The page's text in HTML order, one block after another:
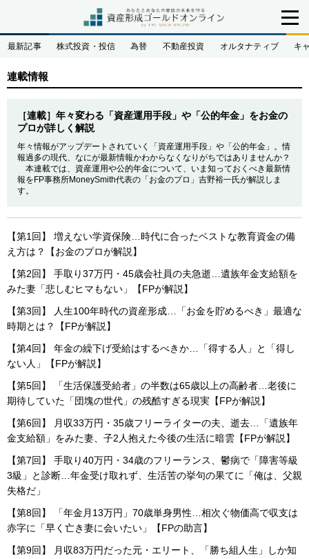
最新記事 株式投資・投信 為替 不動産投資 オルタナティブ キ
連載情報
［連載］年々変わる「資産運用手段」や「公的年金」をお金の
プロが詳しく解説
年々情報がアップデートされていく「資産運用手段」や「公的年金」。情
報過多の現代、なにが最新情報かわからなくなりがちではありませんか？
本連載では、資産運用や公的年金について、いま知っておくべき最新情
報をFP事務所MoneySmith代表の「お金のプロ」吉野裕一氏が解説しま
す。
【第1回】 増えない学資保険…時代に合ったベストな教育資金の備
え方は？【お金のプロが解説】
【第2回】 手取り37万円・45歳会社員の夫急逝…遺族年金支給額を
みた妻「悲しむヒマもない」【FPが解説】
【第3回】 人生100年時代の資産形成…「お金を貯めるべき」最適な
時期とは？【FPが解説】
【第4回】 年金の繰下げ受給はするべきか…「得する人」と「得し
ない人」【FPが解説】
【第5回】 「生活保護受給者」の半数は65歳以上の高齢者…老後に
期待していた「団塊の世代」の残酷すぎる現実【FPが解説】
【第6回】 月収33万円・35歳フリーライターの夫、逝去…「遺族年
金支給額」をみた妻、子2人抱えた今後の生活に暗雲【FPが解説】
【第7回】 手取り40万円・34歳のフリーランス、鬱病で「障害等級
3級」と診断…年金受け取れず、生活苦の挙句の果てに「俺は、父親
失格だ」
【第8回】 「年金月13万円」70歳単身男性…相次ぐ物価高で収支は
赤字に「早く亡き妻に会いたい」【FPの助言】
【第9回】 月収83万円だった元・エリート、「勝ち組人生」しか知